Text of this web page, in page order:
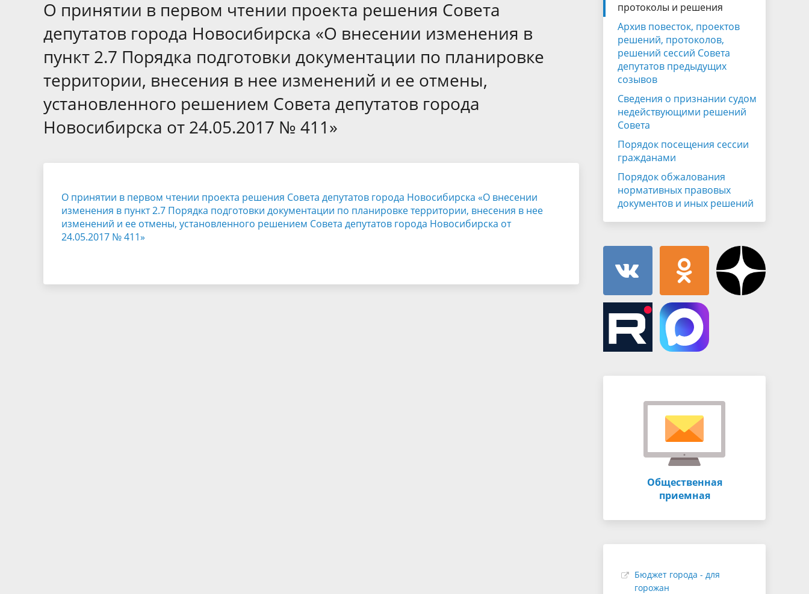
Аппарат Совета депутатов
Муниципальная служба
Информация о проверках Объявления
депутатов предыдущих созывов
правовых документов и иных
решений
имущественного характера
Комиссия по вопросам
муниципальной службы
Обратная связь для сообщений о
фактах коррупции
Сведения об использовании Советом
выделяемых бюджетных средств
Информационные материалы
О принятии в первом чтении проекта решения Совета
депутатов города Новосибирска «О внесении изменения в
пункт 2.7 Порядка подготовки документации по планировке
территории, внесения в нее изменений и ее отмены,
установленного решением Совета депутатов города
Новосибирска от 24.05.2017 № 411»
О принятии в первом чтении проекта решения Совета депутатов города Новосибирска «О внесении
изменения в пункт 2.7 Порядка подготовки документации по планировке территории, внесения в нее
изменений и ее отмены, установленного решением Совета депутатов города Новосибирска от
24.05.2017 № 411»
протоколы и решения
Архив повесток, проектов
решений, протоколов,
решений сессий Совета
депутатов предыдущих
созывов
Сведения о признании судом
недействующими решений
Совета
Порядок посещения сессии
гражданами
Порядок обжалования
нормативных правовых
документов и иных решений
Общественная
приемная
Бюджет города - для
горожан